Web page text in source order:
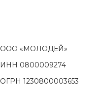
ООО «МОЛОДЕЙ»
ИНН 0800009274
ОГРН 1230800003653